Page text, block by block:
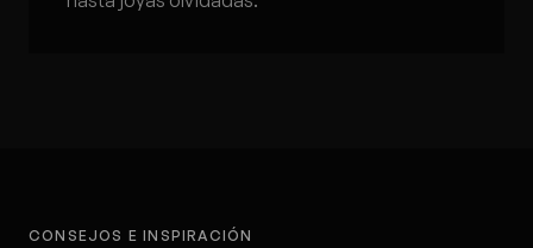
CONSEJOS E INSPIRACIÓN